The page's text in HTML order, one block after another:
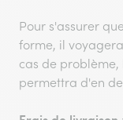
Pour s'assurer
forme, il
cas de
permettra d'en